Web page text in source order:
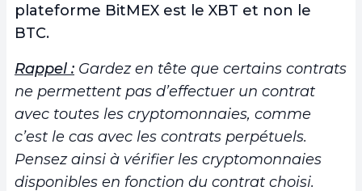
plateforme BitMEX est le XBT et non le
BTC.
Rappel : Gardez en tête que certains contrats
ne permettent pas d’effectuer un contrat
avec toutes les cryptomonnaies, comme
c’est le cas avec les contrats perpétuels.
Pensez ainsi à vérifier les cryptomonnaies
disponibles en fonction du contrat choisi.